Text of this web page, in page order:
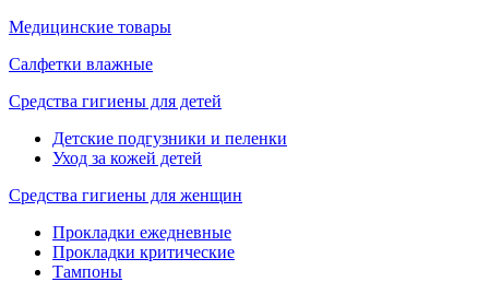
Медицинские товары
Салфетки влажные
Средства гигиены для детей
Детские подгузники и пеленки
Уход за кожей детей
Средства гигиены для женщин
Прокладки ежедневные
Прокладки критические
Тампоны